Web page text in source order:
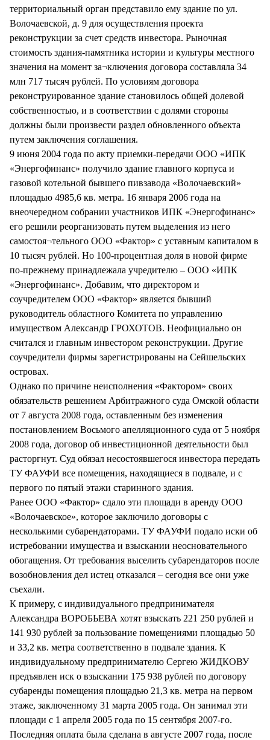
территориальный орган представило ему здание по ул.
Волочаевской, д. 9 для осуществления проекта
реконструкции за счет средств инвестора. Рыночная
стоимость здания-памятника истории и культуры местного
значения на момент за¬ключения договора составляла 34
млн 717 тысяч рублей. По условиям договора
реконструированное здание становилось общей долевой
собственностью, и в соответствии с долями стороны
должны были произвести раздел обновленного объекта
путем заключения соглашения.
9 июня 2004 года по акту приемки-передачи ООО «ИПК
«Энергофинанс» получило здание главного корпуса и
газовой котельной бывшего пивзавода «Волочаевский»
площадью 4985,6 кв. метра. 16 января 2006 года на
внеочередном собрании участников ИПК «Энергофинанс»
его решили реорганизовать путем выделения из него
самостоя¬тельного ООО «Фактор» с уставным капиталом в
10 тысяч рублей. Но 100-процентная доля в новой фирме
по-прежнему принадлежала учредителю – ООО «ИПК
«Энергофинанс». Добавим, что директором и
соучредителем ООО «Фактор» является бывший
руководитель областного Комитета по управлению
имуществом Александр ГРОХОТОВ. Неофициально он
считался и главным инвестором реконструкции. Другие
соучредители фирмы зарегистрированы на Сейшельских
островах.
Однако по причине неисполнения «Фактором» своих
обязательств решением Арбитражного суда Омской области
от 7 августа 2008 года, оставленным без изменения
постановлением Восьмого апелляционного суда от 5 ноября
2008 года, договор об инвестиционной деятельности был
расторгнут. Суд обязал несостоявшегося инвестора передать
ТУ ФАУФИ все помещения, находящиеся в подвале, и с
первого по пятый этажи старинного здания.
Ранее ООО «Фактор» сдало эти площади в аренду ООО
«Волочаевское», которое заключило договоры с
несколькими субарендаторами. ТУ ФАУФИ подало иски об
истребовании имущества и взыскании неосновательного
обогащения. От требования выселить субарендаторов после
возобновления дел истец отказался – сегодня все они уже
съехали.
К примеру, с индивидуального предпринимателя
Александра ВОРОБЬЕВА хотят взыскать 221 250 рублей и
141 930 рублей за пользование помещениями площадью 50
и 33,2 кв. метра соответственно в подвале здания. К
индивидуальному предпринимателю Сергею ЖИДКОВУ
предъявлен иск о взыскании 175 938 рублей по договору
субаренды помещения площадью 21,3 кв. метра на первом
этаже, заключенному 31 марта 2005 года. Он занимал эти
площади с 1 апреля 2005 года по 15 сентября 2007-го.
Последняя оплата была сделана в августе 2007 года, после